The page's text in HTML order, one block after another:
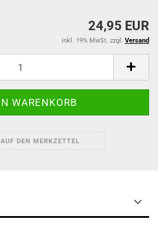
24,95 EUR
inkl. 19% MwSt. zzgl. Versand
AUF DEN MERKZETTEL